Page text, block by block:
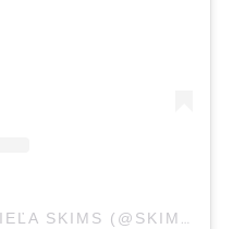
PRÍSPEVOK, KTORÝ ZDIEĽA SKIMS (@SKIMS)